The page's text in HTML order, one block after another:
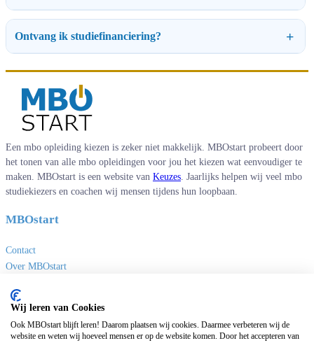
Ontvang ik studiefinanciering?
Een mbo opleiding kiezen is zeker niet makkelijk. MBOstart probeert door
het tonen van alle mbo opleidingen voor jou het kiezen wat eenvoudiger te
maken. MBOstart is een website van Keuzes . Jaarlijks helpen wij veel mbo
studiekiezers en coachen wij mensen tijdens hun loopbaan.
MBOstart
Contact
Over MBOstart
Disclaimer en privacy
MBO links
Wij leren van Cookies
Ook MBOstart blijft leren! Daarom plaatsen wij cookies. Daarmee verbeteren wij de
website en weten wij hoeveel mensen er op de website komen. Door het accepteren van